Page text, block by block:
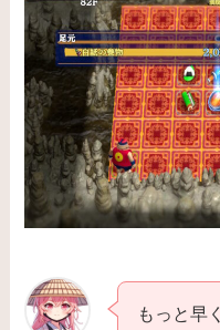
もっと早